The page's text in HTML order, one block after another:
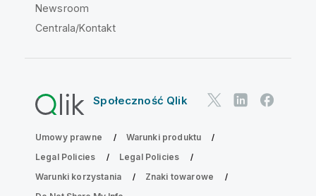
Newsroom
Centrala/Kontakt
Społeczność Qlik
Umowy prawne
Warunki produktu
Legal Policies
Legal Policies
Warunki korzystania
Znaki towarowe